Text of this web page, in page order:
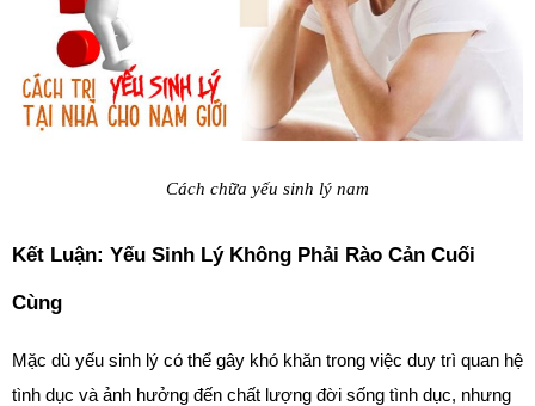
Cách chữa yếu sinh lý nam
Kết Luận: Yếu Sinh Lý Không Phải Rào Cản Cuối
Cùng
Mặc dù yếu sinh lý có thể gây khó khăn trong việc duy trì quan hệ
tình dục và ảnh hưởng đến chất lượng đời sống tình dục, nhưng